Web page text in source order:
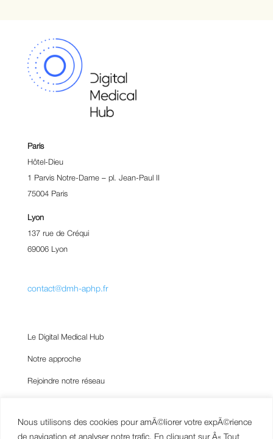
Nous utilisons des cookies pour amÃ©liorer votre expÃ©rience
de navigation et analyser notre trafic. En cliquant sur Â« Tout
Paris
Hôtel-Dieu
1 Parvis Notre-Dame – pl. Jean-Paul II
75004 Paris
Lyon
137 rue de Créqui
69006 Lyon
contact@dmh-aphp.fr
Le Digital Medical Hub
Notre approche
Rejoindre notre réseau